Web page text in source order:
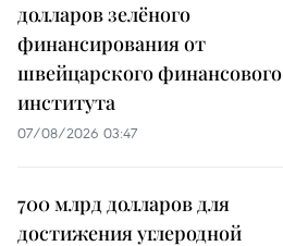
долларов зелёного
финансирования от
швейцарского финансового
института
07/08/2026 03:47
700 млрд долларов для
достижения углеродной